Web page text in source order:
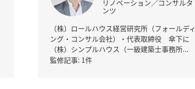
リノベーション／コンサルタ
ンツ
（株）ロールハウス経営研究所（フォールディ
ング・コンサル会社）・代表取締役 傘下に
（株）シンプルハウス（一級建築士事務所...
監修記事: 1件